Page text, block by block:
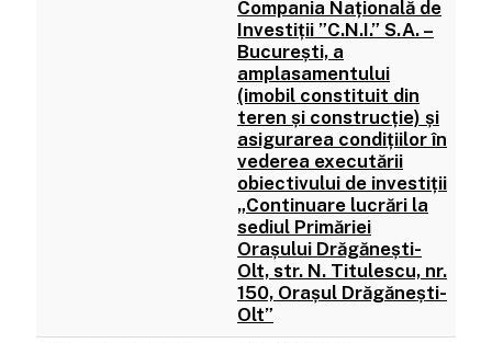
Compania Națională de
Investiții ”C.N.I.” S.A. –
București, a
amplasamentului
(imobil constituit din
teren și construcție) și
asigurarea condițiilor în
vederea executării
obiectivului de investiții
„Continuare lucrări la
sediul Primăriei
Orașului Drăgănești-
Olt, str. N. Titulescu, nr.
150, Orașul Drăgănești-
Olt”